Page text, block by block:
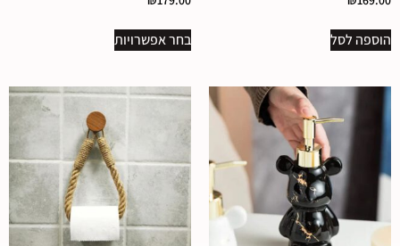
הוספה לסל בחר אפשרויות